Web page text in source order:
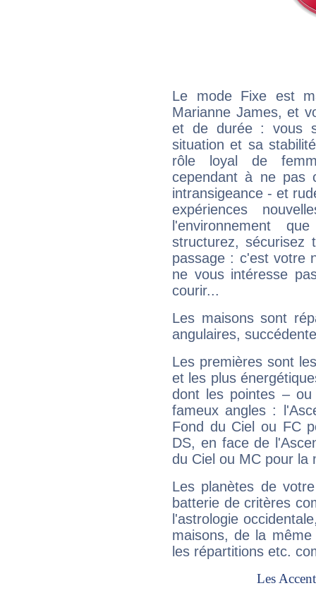
Le mode Fixe est
Marianne James, et
et de durée : vous
situation et sa
rôle loyal de
cependant à ne pas
intransigeance - et
expériences
l'environnement
structurez, sécurisez
passage : c'est votre
ne vous intéresse
courir...
Les maisons sont
angulaires,
Les premières sont
et les plus
dont les pointes –
fameux angles :
Fond du Ciel ou FC
DS, en face de
du Ciel ou MC pour la
Les planètes de
batterie de critères
l'astrologie
maisons, de la
les répartitions etc.